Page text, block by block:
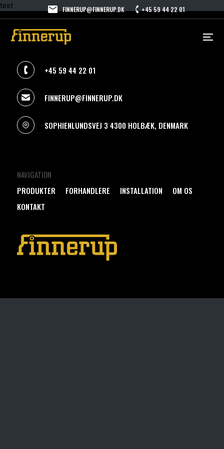
FINNERUP@FINNERUP.DK +45 59 44 22 01
test
+45 59 44 22 01
FINNERUP@FINNERUP.DK
SOPHIENLUNDSVEJ 3 4300 HOLBÆK, DENMARK
NAVIGATION
PRODUKTER
FORHANDLERE INSTALLATION
OM OS
KONTAKT